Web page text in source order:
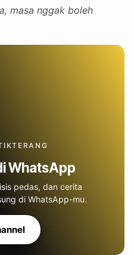
masa nggak boleh
WhatsApp
pedas, dan cerita
di WhatsApp-mu.